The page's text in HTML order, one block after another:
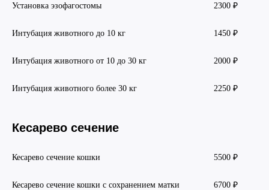
Установка эзофагостомы 2300 ₽
Интубация животного до 10 кг 1450 ₽
Интубация животного от 10 до 30 кг 2000 ₽
Интубация животного более 30 кг 2250 ₽
Кесарево сечение
Кесарево сечение кошки 5500 ₽
Кесарево сечение кошки с сохранением матки 6700 ₽